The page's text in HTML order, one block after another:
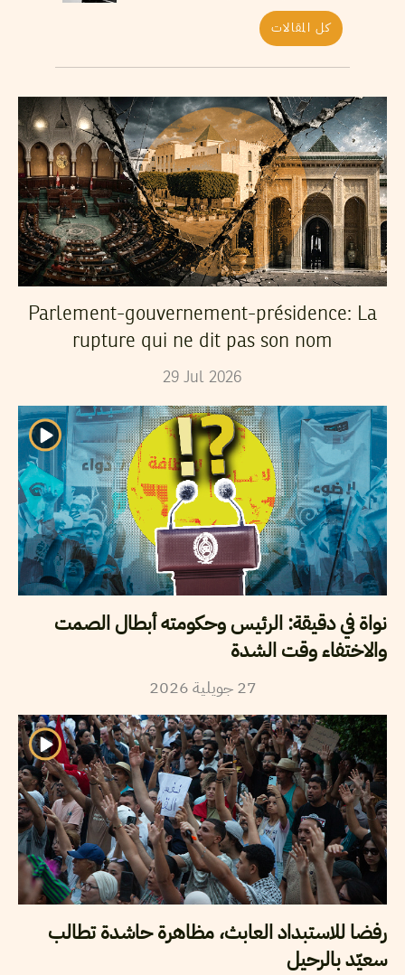
كل المقالات
Parlement-gouvernement-présidence: La
rupture qui ne dit pas son nom
29 Jul 2026
نواة في دقيقة: الرئيس وحكومته أبطال الصمت
والاختفاء وقت الشدة
27 جويلية2026
رفضا للاستبداد العابث، مظاهرة حاشدة تطالب
سعيّد بالرحيل